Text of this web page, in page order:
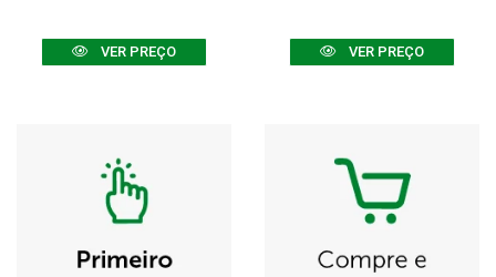
VER PREÇO VER PREÇO